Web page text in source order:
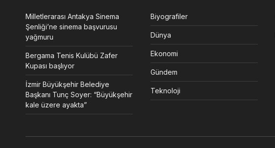
Milletlerarası Antakya Sinema
Şenliği’ne sinema başvurusu
yağmuru
Bergama Tenis Kulübü Zafer
Kupası başlıyor
İzmir Büyükşehir Belediye
Başkanı Tunç Soyer: “Büyükşehir
kale üzere ayakta”
Biyografiler
Dünya
Ekonomi
Gündem
Teknoloji